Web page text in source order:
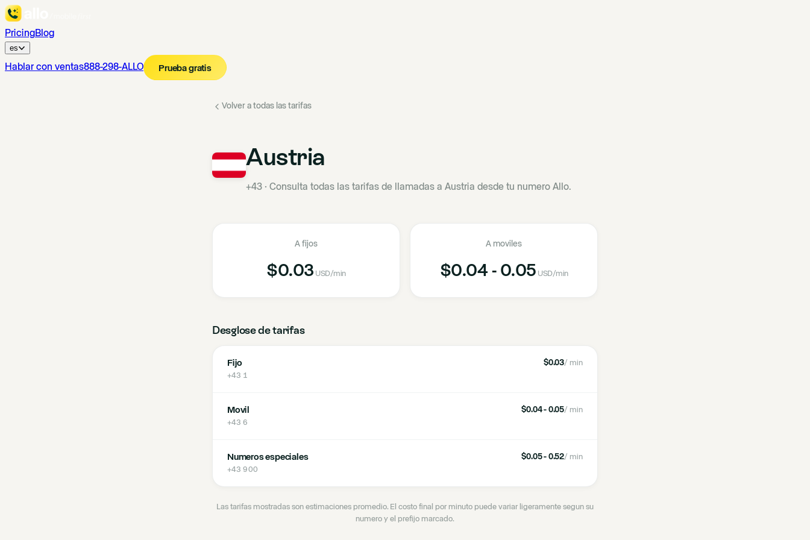
PricingBlog
es
Hablar con ventas888-298-ALLO Prueba gratis
Volver a todas las tarifas
Austria
+43 · Consulta todas las tarifas de llamadas a Austria desde tu numero Allo.
A fijos
$0.03 USD/min
A moviles
$0.04 - 0.05 USD/min
Desglose de tarifas
Fijo
+43 1
$0.03/ min
Movil
+43 6
$0.04 - 0.05/ min
Numeros especiales
+43 900
$0.05 - 0.52/ min
Las tarifas mostradas son estimaciones promedio. El costo final por minuto puede variar ligeramente segun su
numero y el prefijo marcado.